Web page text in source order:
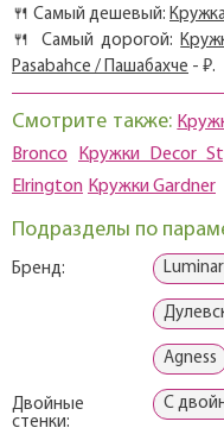
🍴 Самый дешевый:
🍴 Самый дорогой:
Pasabahce / Пашабахче - ₽.
Смотрите также:
Bronco
Кружки Decor
Elrington Кружки Gardner
Подразделы по
Бренд:
Agness
Двойные
стенки:
С